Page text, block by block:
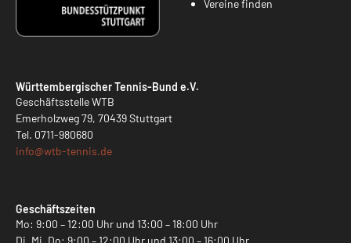
Vereine finden
Württembergischer Tennis-Bund e.V.
Geschäftsstelle WTB
Emerholzweg 79, 70439 Stuttgart
Tel. 0711-980680
info@wtb-tennis.de
Geschäftszeiten
Mo: 9:00 – 12:00 Uhr und 13:00 – 18:00 Uhr
Di, Mi, Do: 9:00 – 12:00 Uhr und 13:00 – 16:00 Uhr